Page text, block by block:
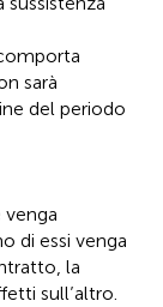
sarà
del periodo
di essi venga
la
sull’altro.